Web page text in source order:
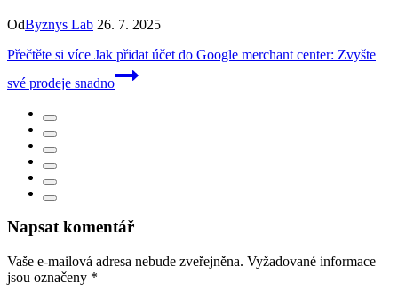
OdByznys Lab 26. 7. 2025
Přečtěte si více Jak přidat účet do Google merchant center: Zvyšte
své prodeje snadno
Napsat komentář
Vaše e-mailová adresa nebude zveřejněna. Vyžadované informace
jsou označeny *